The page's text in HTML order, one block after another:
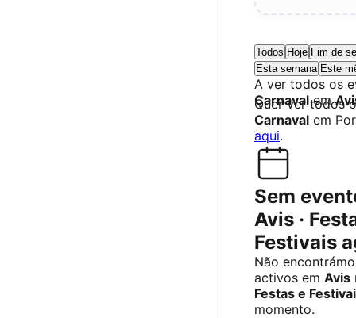
Todos Hoje Fim de
Esta semana Este
A ver todos os
Carnavalem
Quer ver todos
Carnaval em
aqui.
Sem
Avis ·
Festivais
Não
activos em Avis
Festas e
momento.